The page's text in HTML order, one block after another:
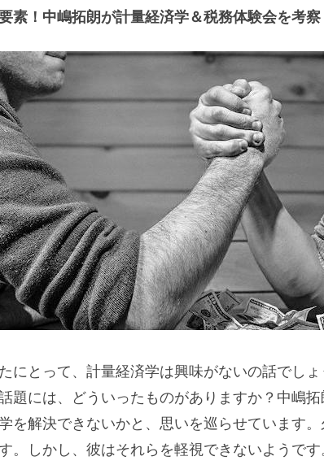
素！中嶋拓朗が計量経済学＆税務体験会を考
にとって、計量経済学は興味がないの話でし
題には、どういったものがありますか？中嶋
を解決できないかと、思いを巡らせています
。しかし、彼はそれらを軽視できないようで